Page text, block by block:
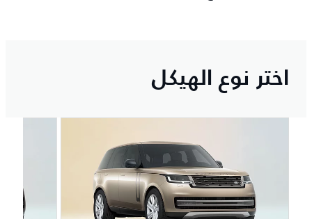
اختر نوع الهيكل